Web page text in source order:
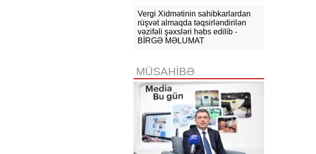
vaxtlarda TRIPP layihəsinin praktiki
icrasına başlayacağıq
10:15 Paşinyan: Ermənistanla
Vergi Xidmətinin sahibkarlardan
rüşvət almaqda təqsirləndirilən
vəzifəli şəxsləri həbs edilib -
BİRGƏ MƏLUMAT
MÜSAHİBƏ